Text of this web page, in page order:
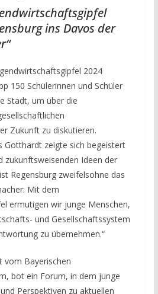
ins Davos der
2024
150 Schülerinnen und Schüler
Stadt, um über die
Zukunft zu diskutieren.
Gotthardt zeigte sich begeistert
zukunftsweisenden Ideen der
Regensburg zweifelsohne das
Mit dem
ermutigen wir junge Menschen,
und Gesellschaftssystem
zu übernehmen.“
vom Bayerischen
bot ein Forum, in dem junge
Perspektiven zu aktuellen